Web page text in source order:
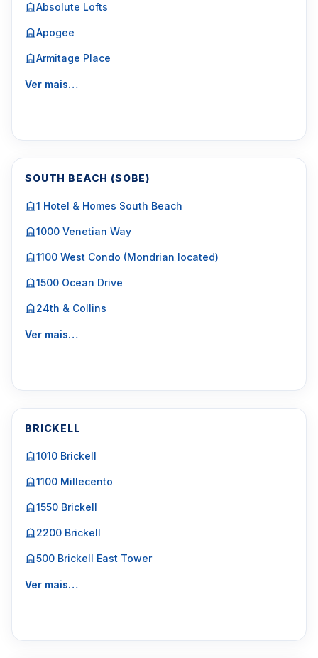
Absolute Lofts
Apogee
Armitage Place
Ver mais…
SOUTH BEACH (SOBE)
1 Hotel & Homes South Beach
1000 Venetian Way
1100 West Condo (Mondrian located)
1500 Ocean Drive
24th & Collins
Ver mais…
BRICKELL
1010 Brickell
1100 Millecento
1550 Brickell
2200 Brickell
500 Brickell East Tower
Ver mais…